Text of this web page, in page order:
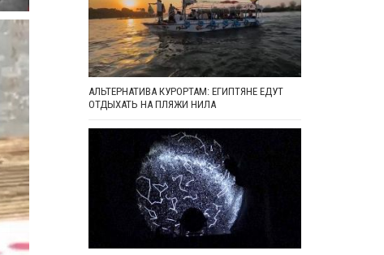
АЛЬТЕРНАТИВА КУРОРТАМ: ЕГИПТЯНЕ ЕДУТ
ОТДЫХАТЬ НА ПЛЯЖИ НИЛА